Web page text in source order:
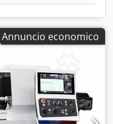
Annuncio economico